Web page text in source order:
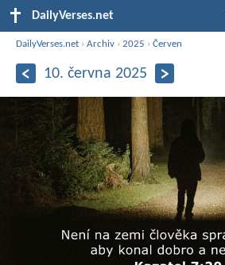
DailyVerses.net
DailyVerses.net ›Archiv ›2025 ›Červen
10. června 2025